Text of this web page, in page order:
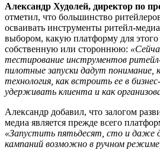
Александр Худолей, директор по
отметил, что большинство
осваивать инструменты ритейл-
выбором, какую платформу для
собственную или стороннюю:
тестирование инструментов
пилотные запуски дадут понимание,
технология, как встроить ее в
удерживать клиента и как
Александр добавил, что залогом
медиа является прежде всего
«Запустить пятьдесят, сто и даже
кампаний возможно в ручном